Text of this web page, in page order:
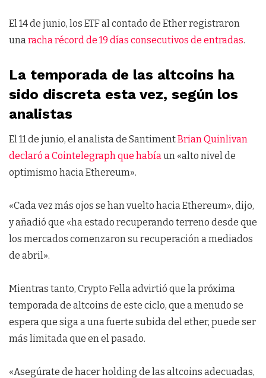
El 14 de junio, los ETF al contado de Ether registraron
unaracha récord de 19 días consecutivos de entradas.
La temporada de las altcoins ha
sido discreta esta vez, según los
analistas
El 11 de junio, el analista de SantimentBrian Quinlivan
declaró a Cointelegraph que habíaun «alto nivel de
optimismo hacia Ethereum».
«Cada vez más ojos se han vuelto hacia Ethereum», dijo,
y añadió que «ha estado recuperando terreno desde que
los mercados comenzaron su recuperación a mediados
de abril».
Mientras tanto, Crypto Fella advirtió que la próxima
temporada de altcoins de este ciclo, que a menudo se
espera que siga a una fuerte subida del ether, puede ser
más limitada que en el pasado.
«Asegúrate de hacer holding de las altcoins adecuadas,